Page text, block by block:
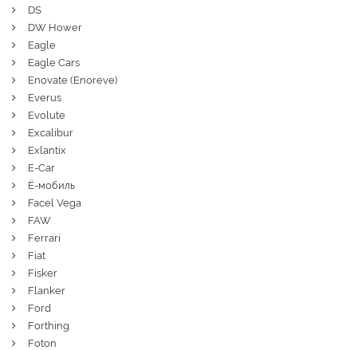
DS
DW Hower
Eagle
Eagle Cars
Enovate (Enoreve)
Everus
Evolute
Excalibur
Exlantix
E-Car
Ё-мобиль
Facel Vega
FAW
Ferrari
Fiat
Fisker
Flanker
Ford
Forthing
Foton